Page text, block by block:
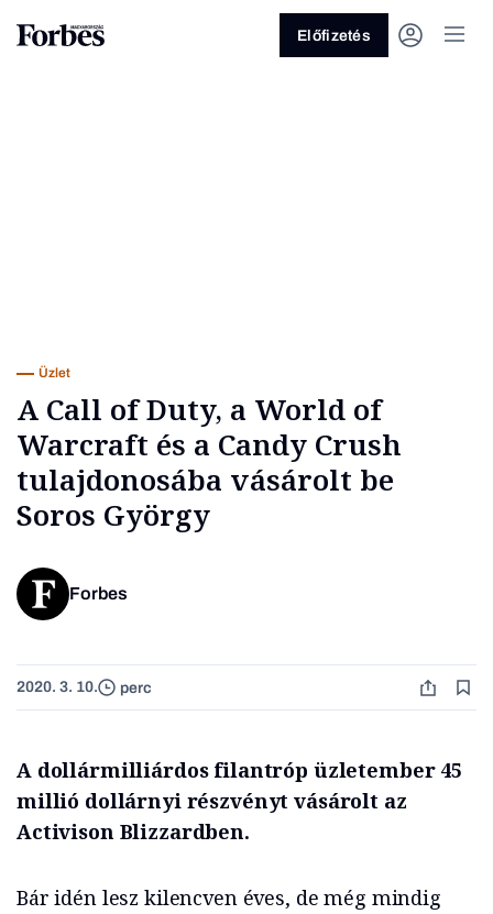
Előfizetés
Üzlet
A Call of Duty, a World of
Warcraft és a Candy Crush
tulajdonosába vásárolt be
Soros György
Forbes
2020. 3. 10. perc
A dollármilliárdos filantróp üzletember 45
millió dollárnyi részvényt vásárolt az
Activison Blizzardben.
Bár idén lesz kilencven éves, de még mindig